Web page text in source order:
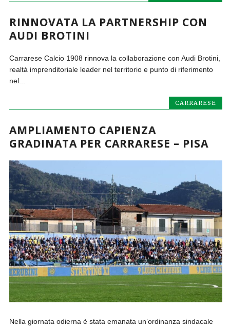
RINNOVATA LA PARTNERSHIP CON
AUDI BROTINI
Carrarese Calcio 1908 rinnova la collaborazione con Audi Brotini,
realtà imprenditoriale leader nel territorio e punto di riferimento
nel...
CARRARESE
AMPLIAMENTO CAPIENZA
GRADINATA PER CARRARESE – PISA
Nella giornata odierna è stata emanata un’ordinanza sindacale